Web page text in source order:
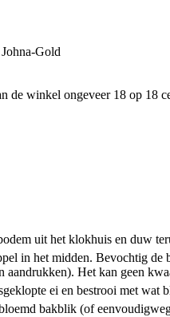
Gold
de winkel ongeveer 18 op 18
uit het klokhuis en duw
in het midden. Bevochtig
aandrukken). Het kan geen
ei en bestrooi met wat
bakblik (of